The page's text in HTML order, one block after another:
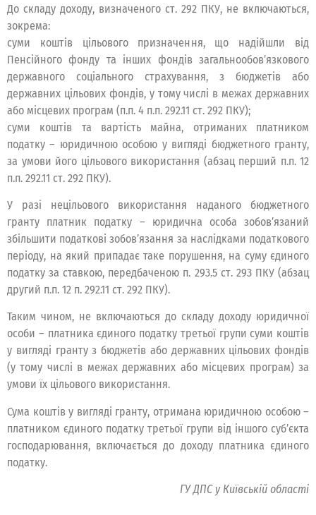
До складу доходу, визначеного ст. 292 ПКУ, не включаються,
зокрема:
суми коштів цільового призначення, що надійшли від
Пенсійного фонду та інших фондів загальнообов’язкового
державного соціального страхування, з бюджетів або
державних цільових фондів, у тому числі в межах державних
або місцевих програм (п.п. 4 п.п. 292.11 ст. 292 ПКУ);
суми коштів та вартість майна, отриманих платником
податку – юридичною особою у вигляді бюджетного гранту,
за умови його цільового використання (абзац перший п.п. 12
п.п. 292.11 ст. 292 ПКУ).
У разі нецільового використання наданого бюджетного
гранту платник податку – юридична особа зобов’язаний
збільшити податкові зобов’язання за наслідками податкового
періоду, на який припадає таке порушення, на суму єдиного
податку за ставкою, передбаченою п. 293.5 ст. 293 ПКУ (абзац
другий п.п. 12 п. 292.11 ст. 292 ПКУ).
Таким чином, не включаються до складу доходу юридичної
особи – платника єдиного податку третьої групи суми коштів
у вигляді гранту з бюджетів або державних цільових фондів
(у тому числі в межах державних або місцевих програм) за
умови їх цільового використання.
Сума коштів у вигляді гранту, отримана юридичною особою –
платником єдиного податку третьої групи від іншого суб’єкта
господарювання, включається до доходу платника єдиного
податку.
ГУ ДПС у Київській області